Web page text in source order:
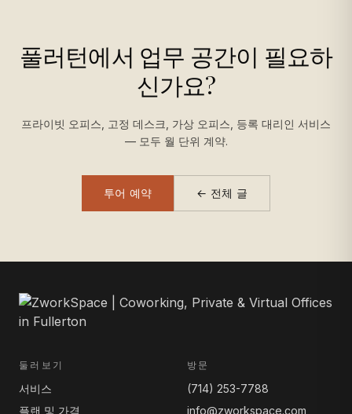
풀러턴에서 업무 공간이 필요하
신가요?
프라이빗 오피스, 고정 데스크, 가상 오피스, 등록 대리인 서비스
— 모두 월 단위 계약.
투어 예약 ← 전체 글
둘러보기
서비스
플랜 및 가격
방문
(714) 253-7788
info@zworkspace.com